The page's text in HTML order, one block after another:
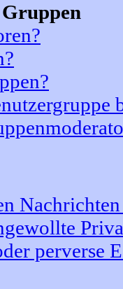
perverse